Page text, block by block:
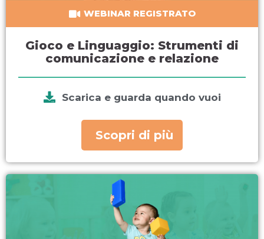
WEBINAR REGISTRATO
Gioco e Linguaggio: Strumenti di
comunicazione e relazione
Scarica e guarda quando vuoi
Scopri di più